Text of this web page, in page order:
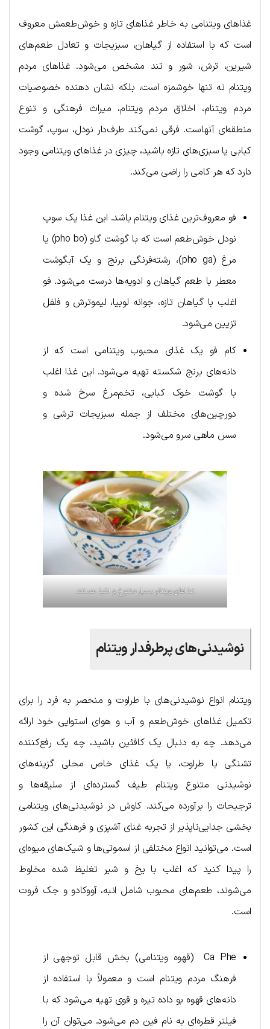
غذاهای ویتنامی به خاطر غذاهای تازه و خوش‌طعمش معروف
است که با استفاده از گیاهان، سبزیجات و تعادل طعم‌های
شیرین، ترش، شور و تند مشخص می‌شود. غذاهای مردم
ویتنام نه تنها خوشمزه است، بلکه نشان دهنده خصوصیات
مردم ویتنام، اخلاق مردم ویتنام، میراث فرهنگی و تنوع
منطقه‌ای آنهاست. فرقی نمی‌کند طرف‌دار نودل، سوپ، گوشت
کبابی یا سبزی‌های تازه باشید، چیزی در غذاهای ویتنامی وجود
دارد که هر کامی را راضی می‌کند.
فو معروف‌ترین غذای ویتنام باشد. این غذا یک سوپ
نودل خوش‌طعم است که با گوشت گاو (pho bo) یا
مرغ (pho ga)، رشته‌فرنگی برنج و یک آبگوشت
معطر با طعم گیاهان و ادویه‌ها درست می‌شود. فو
اغلب با گیاهان تازه، جوانه لوبیا، لیموترش و فلفل
تزیین می‌شود.
کام فو یک غذای محبوب ویتنامی است که از
دانه‌های برنج شکسته تهیه می‌شود. این غذا اغلب
با گوشت خوک کبابی، تخم‌مرغ سرخ شده و
دورچین‌های مختلف از جمله سبزیجات ترشی و
سس ماهی سرو می‌شود.
غذاهای ویتنام بسیار متنوع و لذیذ هستند
نوشیدنی‌های پرطرفدار ویتنام
ویتنام انواع نوشیدنی‌های با طراوت و منحصر به فرد را برای
تکمیل غذاهای خوش‌طعم و آب و هوای استوایی خود ارائه
می‌دهد. چه به دنبال یک کافئین باشید، چه یک رفع‌کننده
تشنگی با طراوت، یا یک غذای خاص محلی گزینه‌های
نوشیدنی متنوع ویتنام طیف گسترده‌ای از سلیقه‌ها و
ترجیحات را برآورده می‌کند. کاوش در نوشیدنی‌های ویتنامی
بخشی جدایی‌ناپذیر از تجربه غنای آشپزی و فرهنگی این کشور
است. می‌توانید انواع مختلفی از اسموتی‌ها و شیک‌های میوه‌ای
را پیدا کنید که اغلب با یخ و شیر تغلیظ شده مخلوط
می‌شوند، طعم‌های محبوب شامل انبه، آووکادو و جک فروت
است.
Ca Phe (قهوه ویتنامی) بخش قابل توجهی از
فرهنگ مردم ویتنام است و معمولاً با استفاده از
دانه‌های قهوه بو داده تیره و قوی تهیه می‌شود که با
فیلتر قطره‌ای به نام فین دم می‌شود. می‌توان آن را